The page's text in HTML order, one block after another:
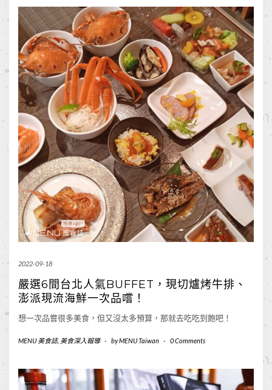
2022-09-18
嚴選6間台北人氣BUFFET，現切爐烤牛排、
澎派現流海鮮一次品嚐！
想一次品嘗很多美食，但又沒太多預算，那就去吃吃到飽吧！
MENU 美食誌, 美食深入報導 - byMENU Taiwan - 0 Comments